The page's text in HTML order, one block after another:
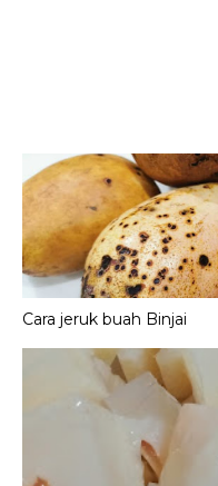
Cara jeruk buah Binjai